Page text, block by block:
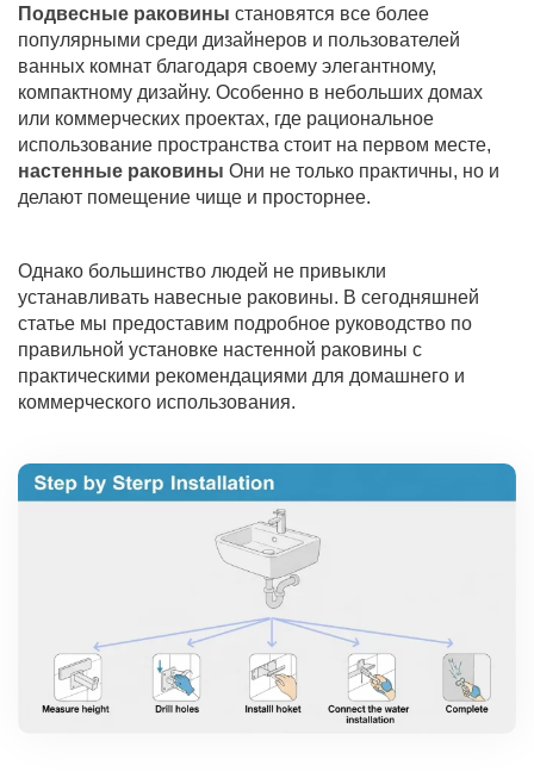
Подвесные раковины становятся все более
популярными среди дизайнеров и пользователей
ванных комнат благодаря своему элегантному,
компактному дизайну. Особенно в небольших домах
или коммерческих проектах, где рациональное
использование пространства стоит на первом месте,
настенные раковины Они не только практичны, но и
делают помещение чище и просторнее.
Однако большинство людей не привыкли
устанавливать навесные раковины. В сегодняшней
статье мы предоставим подробное руководство по
правильной установке настенной раковины с
практическими рекомендациями для домашнего и
коммерческого использования.